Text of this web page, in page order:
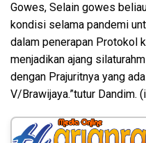
Gowes, Selain gowes
kondisi selama pandemi
dalam penerapan Protokol
menjadikan ajang
dengan Prajuritnya yang
V/Brawijaya.”tutur Dandim.